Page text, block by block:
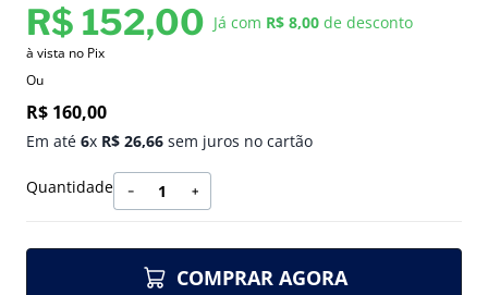
R$ 152,00 Já com R$ 8,00 de desconto
à vista no Pix
Ou
R$ 160,00
Em até 6x R$ 26,66 sem juros no cartão
Quantidade ＋
－
COMPRAR AGORA